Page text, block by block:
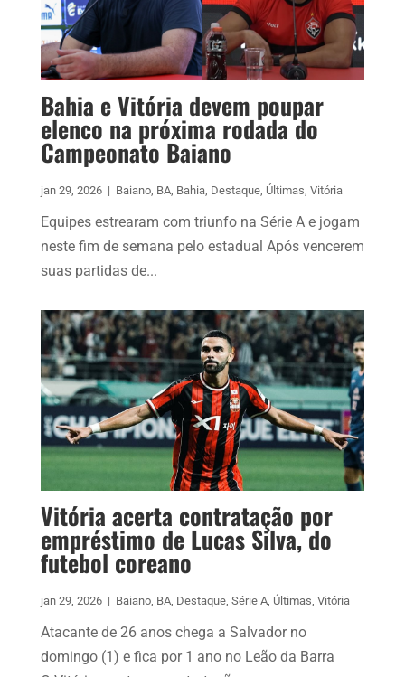
Bahia e Vitória devem poupar
elenco na próxima rodada do
Campeonato Baiano
jan 29, 2026 | Baiano, BA, Bahia, Destaque, Últimas, Vitória
Equipes estrearam com triunfo na Série A e jogam
neste fim de semana pelo estadual Após vencerem
suas partidas de...
Vitória acerta contratação por
empréstimo de Lucas Silva, do
futebol coreano
jan 29, 2026 | Baiano, BA, Destaque, Série A, Últimas, Vitória
Atacante de 26 anos chega a Salvador no
domingo (1) e fica por 1 ano no Leão da Barra